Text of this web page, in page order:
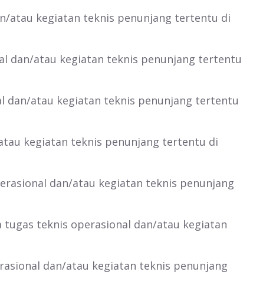
atau kegiatan teknis penunjang tertentu di
dan/atau kegiatan teknis penunjang tertentu
dan/atau kegiatan teknis penunjang tertentu
kegiatan teknis penunjang tertentu di
dan/atau kegiatan teknis penunjang
tugas teknis operasional dan/atau kegiatan
dan/atau kegiatan teknis penunjang